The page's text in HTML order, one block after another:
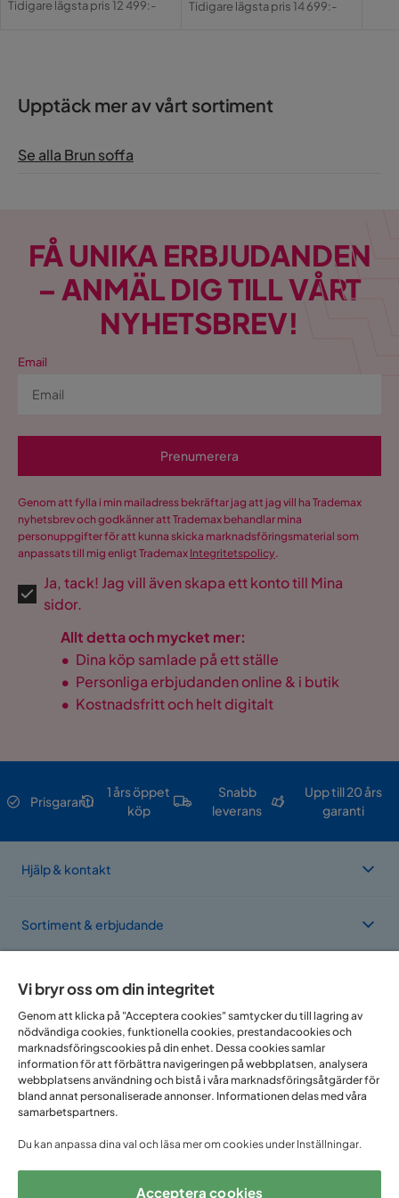
Fotpall ingår Nej
Tidigare lägsta pris 12 499:-
Tidigare lägsta pris 14 699:-
Upptäck mer av vårt sortiment
Se alla Brun soffa
FÅ UNIKA ERBJUDANDEN
– ANMÄL DIG TILL VÅRT
NYHETSBREV!
Email
Prenumerera
Genom att fylla i min mailadress bekräftar jag att jag vill ha Trademax
nyhetsbrev och godkänner att Trademax behandlar mina
personuppgifter för att kunna skicka marknadsföringsmaterial som
anpassats till mig enligt Trademax Integritetspolicy.
Ja, tack! Jag vill även skapa ett konto till Mina
sidor.
Allt detta och mycket mer:
• Dina köp samlade på ett ställe
• Personliga erbjudanden online & i butik
• Kostnadsfritt och helt digitalt
Prisgaranti
1 års öppet
köp
Snabb
leverans
Upp till 20 års
garanti
Hjälp & kontakt
Sortiment & erbjudande
Om Trademax
Vi finns i flera länder
Vi bryr oss om din integritet
Genom att klicka på "Acceptera cookies" samtycker du till lagring av
nödvändiga cookies, funktionella cookies, prestandacookies och
marknadsföringscookies på din enhet. Dessa cookies samlar
information för att förbättra navigeringen på webbplatsen, analysera
webbplatsens användning och bistå i våra marknadsföringsåtgärder för
bland annat personaliserade annonser. Informationen delas med våra
samarbetspartners.
Du kan anpassa dina val och läsa mer om cookies under Inställningar.
Acceptera cookies